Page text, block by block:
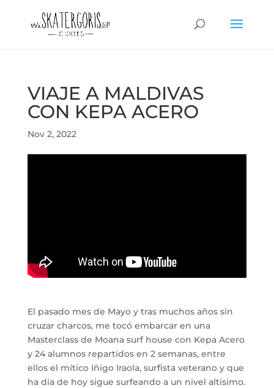
VIAJE A MALDIVAS
CON KEPA ACERO
Nov 2, 2022
El pasado mes de Mayo y tras muchos años sin
cruzar charcos, me tocó embarcar en una
Masterclass de Moana surf house con Kepa Acero
y 24 alumnos repartidos en 2 semanas, entre
ellos el mítico Iñigo Iraola, surfista veterano y que
ha dia de hoy sigue surfeando a un nivel altísimo.